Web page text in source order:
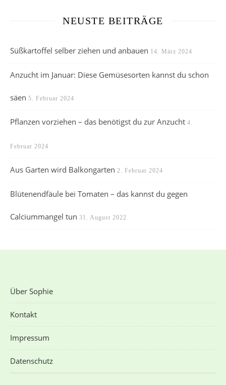
NEUSTE BEITRÄGE
Süßkartoffel selber ziehen und anbauen 14. März 2024
Anzucht im Januar: Diese Gemüsesorten kannst du schon
säen 5. Februar 2024
Pflanzen vorziehen – das benötigst du zur Anzucht 4.
Februar 2024
Aus Garten wird Balkongarten 2. Februar 2024
Blütenendfäule bei Tomaten – das kannst du gegen
Calciummangel tun 31. August 2022
Über Sophie
Kontakt
Impressum
Datenschutz